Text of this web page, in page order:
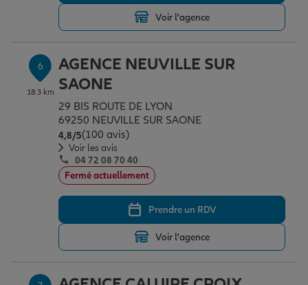
Voir l'agence
6
18.3 km
AGENCE NEUVILLE SUR
SAONE
29 BIS ROUTE DE LYON
69250 NEUVILLE SUR SAONE
4,8/5Note de 4.8 sur 5
(100 avis)
Voir les avis
04 72 08 70 40
Fermé actuellement
Prendre un RDV
Voir l'agence